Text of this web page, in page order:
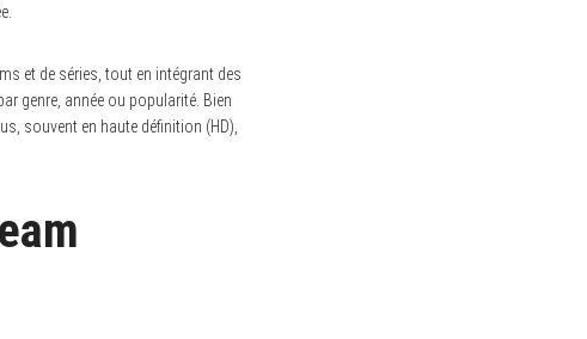
et de séries, tout en intégrant des
genre, année ou popularité. Bien
souvent en haute définition (HD),